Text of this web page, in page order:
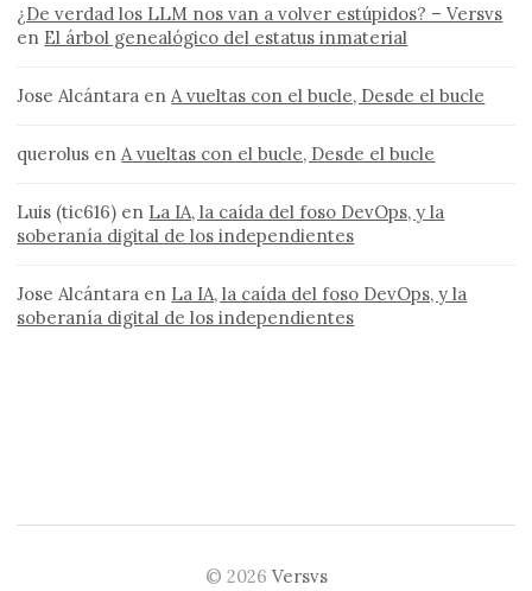
¿De verdad los LLM nos van a volver estúpidos? – Versvs
en El árbol genealógico del estatus inmaterial
Jose Alcántara enA vueltas con el bucle, Desde el bucle
querolus enA vueltas con el bucle, Desde el bucle
Luis (tic616) en La IA, la caída del foso DevOps, y la
soberanía digital de los independientes
Jose Alcántara en La IA, la caída del foso DevOps, y la
soberanía digital de los independientes
© 2026 Versvs